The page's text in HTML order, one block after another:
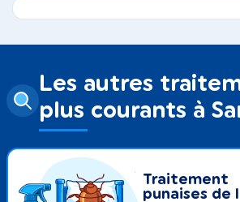
Les autres
plus courants à
Traitement
punaises de